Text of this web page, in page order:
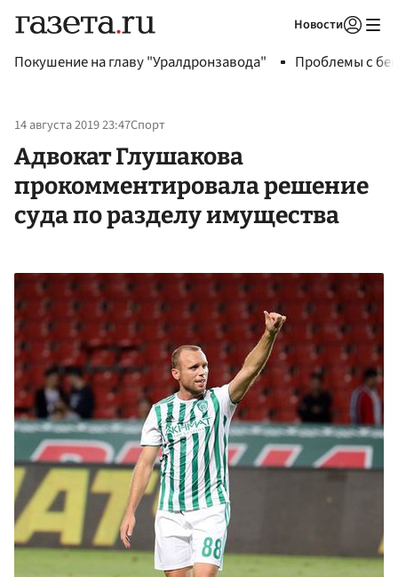
Новости
Покушение на главу "Уралдронзавода" Проблемы с
14 августа 2019 23:47Спорт
Адвокат Глушакова
прокомментировала решение
суда по разделу имущества